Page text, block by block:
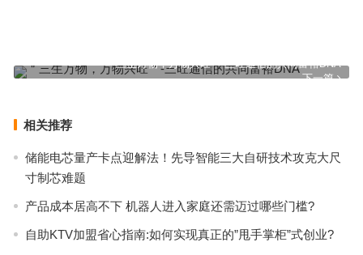
下一篇
＂三生万物，万物兴旺＂-三旺通信的共同富裕DNA
相关推荐
储能电芯量产卡点迎解法！先导智能三大自研技术攻克大尺
寸制芯难题
产品成本居高不下 机器人进入家庭还需迈过哪些门槛?
自助KTV加盟省心指南:如何实现真正的”甩手掌柜”式创业?